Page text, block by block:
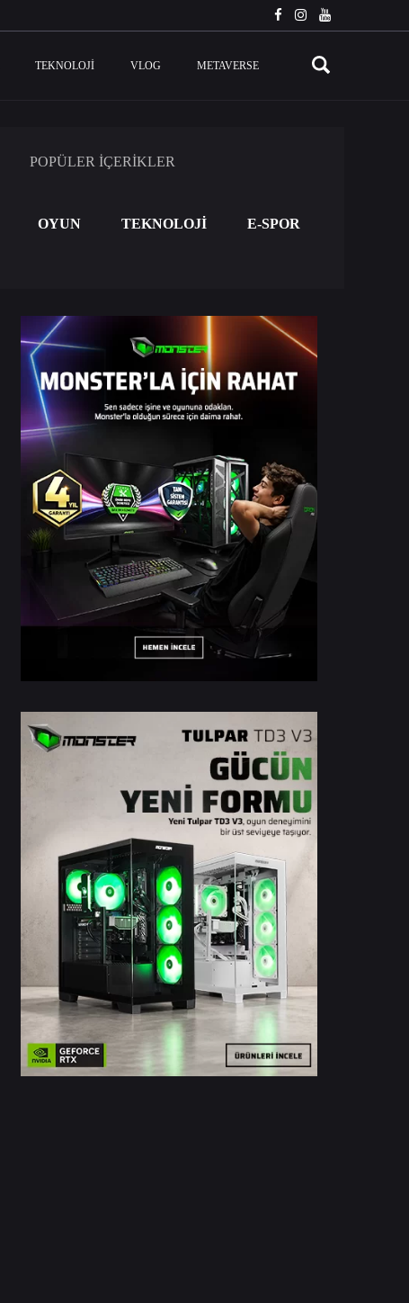
TEKNOLOJI VLOG METAVERSE
POPÜLER İÇERİKLER
OYUN TEKNOLOJİ E-SPOR